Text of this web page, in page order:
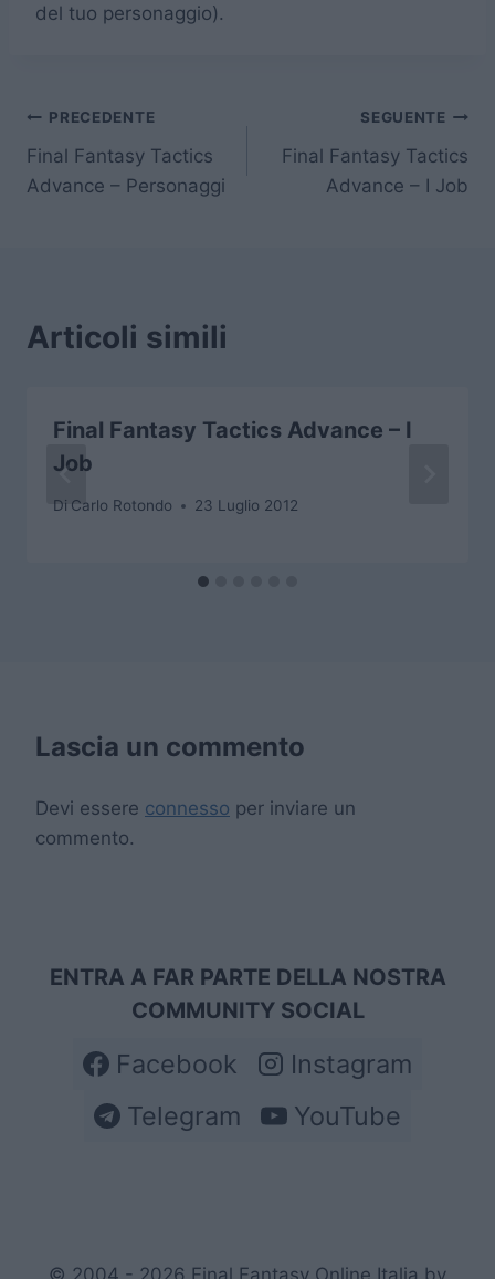
del tuo personaggio).
Navigazione
articoli
PRECEDENTE
Final Fantasy Tactics
Advance – Personaggi
SEGUENTE
Final Fantasy Tactics
Advance – I Job
Articoli simili
Final Fantasy Tactics Advance – I
Job
Di Carlo Rotondo 23 Luglio 2012
Lascia un commento
Devi essere connesso per inviare un
commento.
ENTRA A FAR PARTE DELLA NOSTRA
COMMUNITY SOCIAL
Facebook
Instagram
Telegram
YouTube
© 2004 - 2026 Final Fantasy Online Italia by